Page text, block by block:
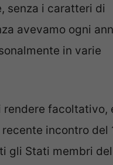
senza i caratteri di
avevamo ogni
in varie
rendere facoltativo,
incontro del
gli Stati membri